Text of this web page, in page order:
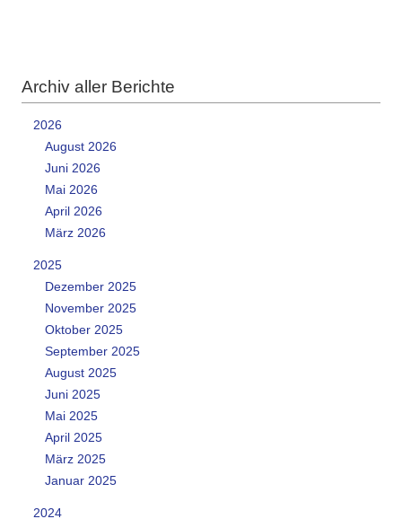
Archiv aller Berichte
2026
August 2026
Juni 2026
Mai 2026
April 2026
März 2026
2025
Dezember 2025
November 2025
Oktober 2025
September 2025
August 2025
Juni 2025
Mai 2025
April 2025
März 2025
Januar 2025
2024